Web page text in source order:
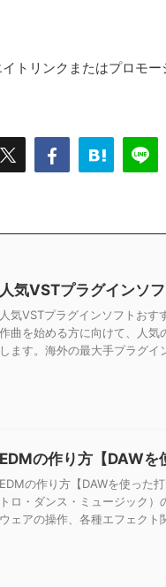
トリンクまたはプロモ
人気VSTプラグインソ
人気VSTプラグインソフトお
作曲を始める方に向けて、人気
します。海外の最大手プラグ
EDMの作り方【DAWを
EDMの作り方【DAWを使った
トロ・ダンス・ミュージック
ウェアの操作、各種エフェク